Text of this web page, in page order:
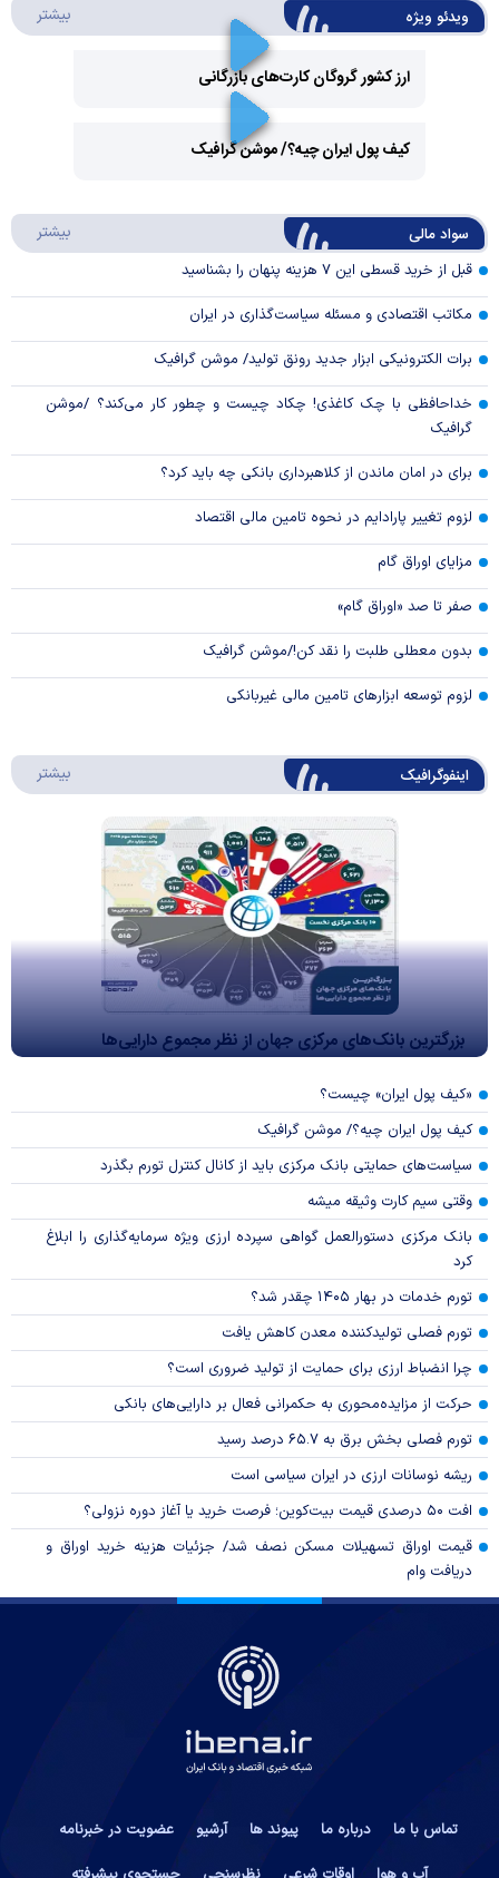
ویدئو ویژه بیشتر
ارز کشور گروگان کارت‌های بازرگانی
Video
کیف پول ایران چیه؟/ موشن گرافیک
سواد مالی بیشتر
قبل از خرید قسطی این ۷ هزینه پنهان را بشناسید
مکاتب اقتصادی و مسئله سیاست‌گذاری در ایران
برات الکترونیکی ابزار جدید رونق تولید/ موشن گرافیک
خداحافظی با چک کاغذی! چکاد چیست و چطور کار می‌کند؟ /موشن
گرافیک
برای در امان ماندن از کلاهبرداری بانکی چه باید کرد؟
لزوم تغییر پارادایم در نحوه تامین مالی اقتصاد
مزایای اوراق گام
صفر تا صد «اوراق گام»
بدون معطلی طلبت را نقد کن!/موشن گرافیک
لزوم توسعه ابزارهای تامین مالی غیربانکی
اینفوگرافیک بیشتر
بزرگترین بانک‌های مرکزی جهان از نظر مجموع دارایی‌ها
«کیف پول ایران» چیست؟
کیف پول ایران چیه؟/ موشن گرافیک
سیاست‌های حمایتی بانک مرکزی باید از کانال کنترل تورم بگذرد
وقتی سیم کارت وثیقه میشه
بانک مرکزی دستورالعمل گواهی سپرده ارزی ویژه سرمایه‌گذاری را ابلاغ
کرد
تورم خدمات در بهار ۱۴۰۵ چقدر شد؟
تورم فصلی تولیدکننده معدن کاهش یافت
چرا انضباط ارزی برای حمایت از تولید ضروری است؟
حرکت از مزایده‌محوری به حکمرانی فعال بر دارایی‌های بانکی
تورم فصلی بخش برق به ۶۵.۷ درصد رسید
ریشه نوسانات ارزی در ایران سیاسی است
افت ۵۰ درصدی قیمت بیت‌کوین؛ فرصت خرید یا آغاز دوره نزولی؟
قیمت اوراق تسهیلات مسکن نصف شد/ جزئیات هزینه خرید اوراق و
دریافت وام
تماس با ما درباره ما پیوند ها آرشیو
عضویت در خبرنامه